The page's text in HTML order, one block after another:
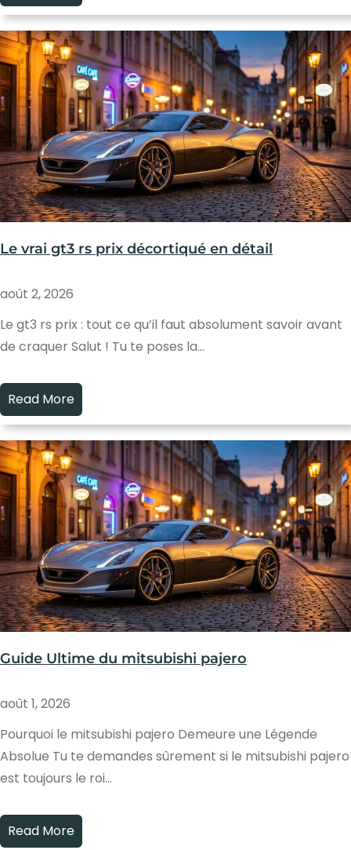
Le vrai gt3 rs prix décortiqué en détail
août 2, 2026
Le gt3 rs prix : tout ce qu’il faut absolument savoir avant
de craquer Salut ! Tu te poses la…
Read More
Guide Ultime du mitsubishi pajero
août 1, 2026
Pourquoi le mitsubishi pajero Demeure une Légende
Absolue Tu te demandes sûrement si le mitsubishi pajero
est toujours le roi…
Read More